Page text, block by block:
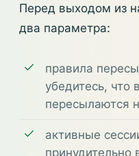
Перед выходом из
два параметра:
правила
убедитесь, что
пересылаются
активные
принудительно